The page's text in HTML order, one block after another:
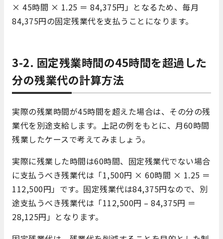
× 45時間 × 1.25 ＝ 84,375円」となるため、毎月
84,375円の固定残業代を支払うことになります。
3-2. 固定残業時間の45時間を超過した
分の残業代の計算方法
実際の残業時間が45時間を超えた場合は、その分の残
業代を別途支給します。上記の例をもとに、月60時間
残業したケースで考えてみましょう。
実際に残業した時間は60時間、固定残業代でない場合
に支払うべき残業代は「1,500円 × 60時間 × 1.25 ＝
112,500円」です。固定残業代は84,375円なので、別
途支払うべき残業代は「112,500円 – 84,375円 ＝
28,125円」となります。